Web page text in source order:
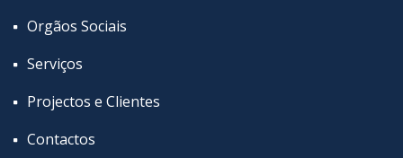
Orgãos Sociais
Serviços
Projectos e Clientes
Contactos